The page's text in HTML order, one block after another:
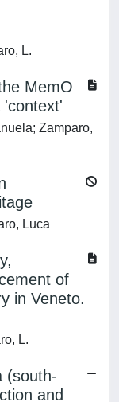
L.
MemO
'context'
Zamparo,
Luca
of
in Veneto.
L.
(south-
and